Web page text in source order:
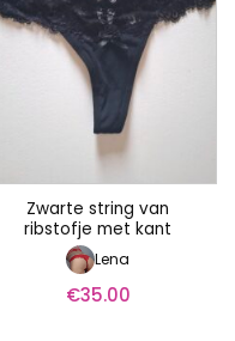
Zwarte string van
ribstofje met kant
Lena
€35.00